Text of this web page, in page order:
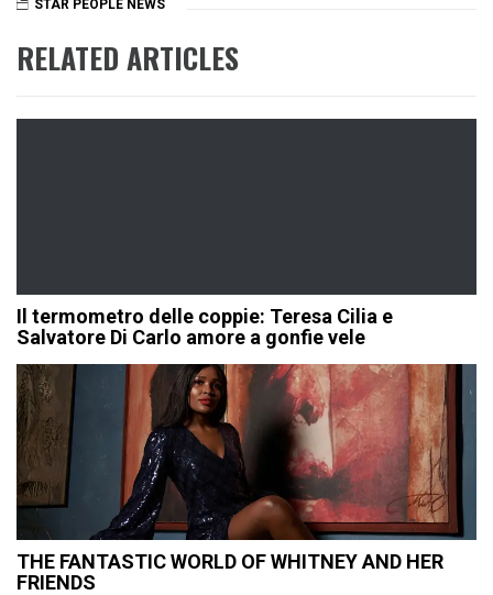
STAR PEOPLE NEWS
RELATED ARTICLES
Il termometro delle coppie: Teresa Cilia e
Salvatore Di Carlo amore a gonfie vele
THE FANTASTIC WORLD OF WHITNEY AND HER
FRIENDS